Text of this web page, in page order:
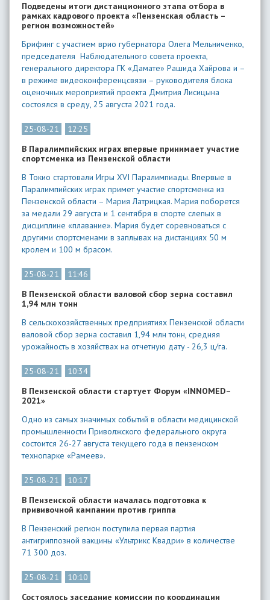
Подведены итоги дистанционного этапа отбора в
рамках кадрового проекта «Пензенская область –
регион возможностей»
Брифинг с участием врио губернатора Олега Мельниченко,
председателя Наблюдательного совета проекта,
генерального директора ГК «Дамате» Рашида Хайрова и –
в режиме видеоконференцсвязи – руководителя блока
оценочных мероприятий проекта Дмитрия Лисицына
состоялся в среду, 25 августа 2021 года.
25-08-21
12:25
В Паралимпийских играх впервые принимает участие
спортсменка из Пензенской области
В Токио стартовали Игры XVI Паралимпиады. Впервые в
Паралимпийских играх примет участие спортсменка из
Пензенской области – Мария Латрицкая. Мария поборется
за медали 29 августа и 1 сентября в спорте слепых в
дисциплине «плавание». Мария будет соревноваться с
другими спортсменами в заплывах на дистанциях 50 м
кролем и 100 м брасом.
25-08-21
11:46
В Пензенской области валовой сбор зерна составил
1,94 млн тонн
В сельскохозяйственных предприятиях Пензенской области
валовой сбор зерна составил 1,94 млн тонн, средняя
урожайность в хозяйствах на отчетную дату - 26,3 ц/га.
25-08-21
10:34
В Пензенской области стартует Форум «INNOMED–
2021»
Одно из самых значимых событий в области медицинской
промышленности Приволжского федерального округа
состоится 26-27 августа текущего года в пензенском
технопарке «Рамеев».
25-08-21
10:17
В Пензенской области началась подготовка к
прививочной кампании против гриппа
В Пензенский регион поступила первая партия
антигриппозной вакцины «Ультрикс Квадри» в количестве
71 300 доз.
25-08-21
10:10
Состоялось заседание комиссии по координации